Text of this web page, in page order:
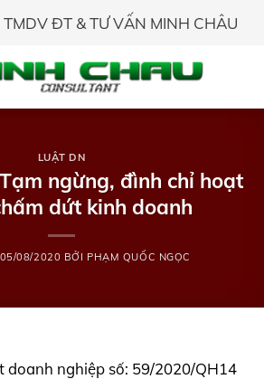
TMDV ĐT & TƯ VẤN MINH CHÂU
LUẬT DN
ngừng, đình chỉ hoạt
dứt kinh doanh
05/08/2020 BỞI PHẠM QUỐC NGỌC
doanh nghiệp số: 59/2020/QH14